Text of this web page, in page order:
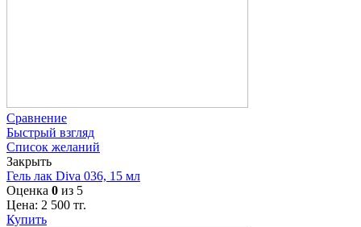
Сравнение
Быстрый взгляд
Список желаний
Закрыть
Гель лак Diva 036, 15 мл
Оценка 0 из 5
Цена: 2 500 тг.
Купить